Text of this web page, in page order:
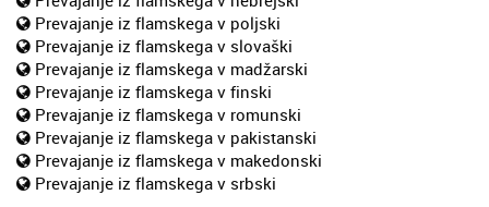
Prevajanje iz flamskega v poljski
Prevajanje iz flamskega v slovaški
Prevajanje iz flamskega v madžarski
Prevajanje iz flamskega v finski
Prevajanje iz flamskega v romunski
Prevajanje iz flamskega v pakistanski
Prevajanje iz flamskega v makedonski
Prevajanje iz flamskega v srbski